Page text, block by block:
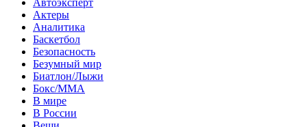
Актеры
Аналитика
Баскетбол
Безопасность
Безумный мир
Биатлон/Лыжи
Бокс/MMA
В мире
В России